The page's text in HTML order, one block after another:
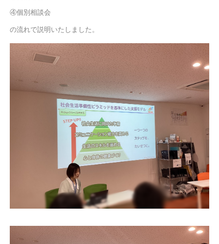
④個別相談会
の流れで説明いたしました。